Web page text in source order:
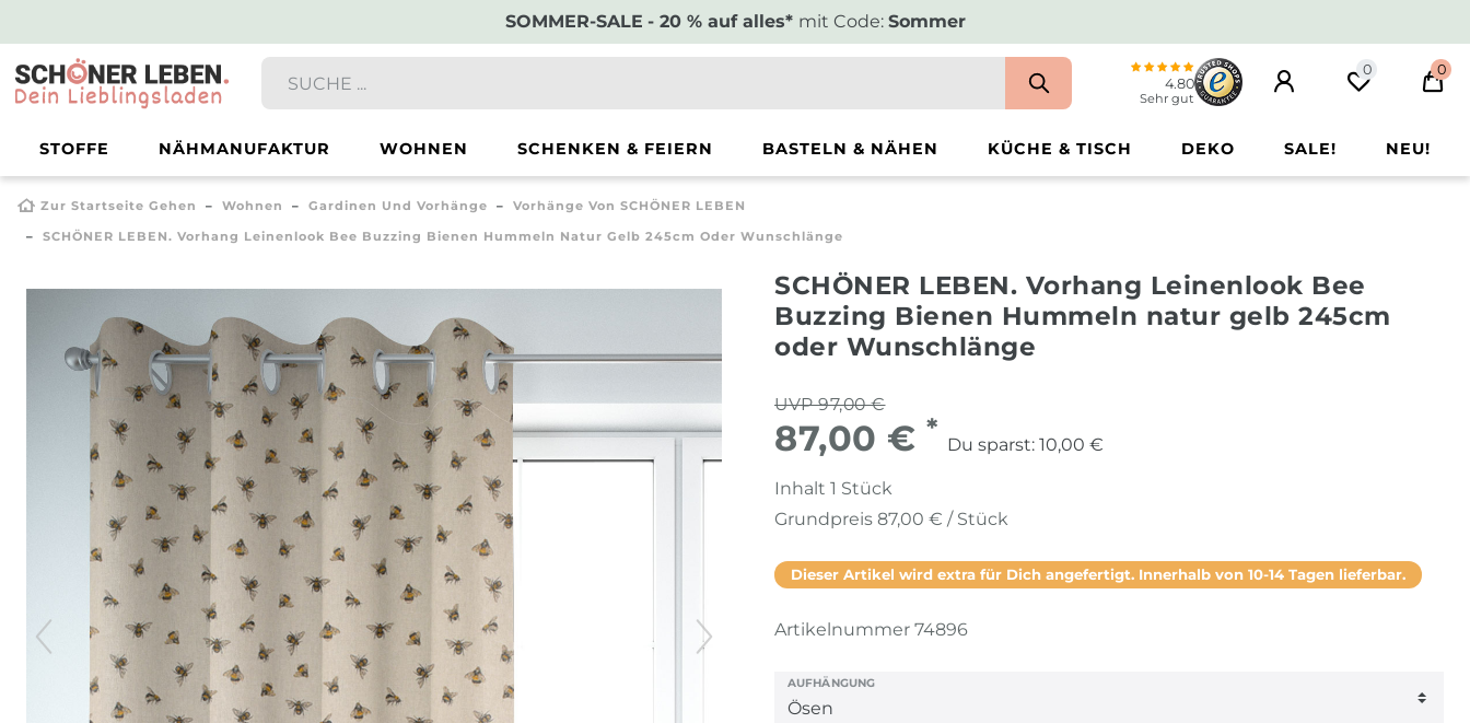
SOMMER-SALE - 20 % auf alles* mit Code: Sommer
4.80
Sehr gut
0 0
STOFFE NÄHMANUFAKTUR WOHNEN SCHENKEN & FEIERN BASTELN & NÄHEN KÜCHE & TISCH DEKO SALE! NEU!
Zur Startseite Gehen Wohnen Gardinen Und Vorhänge Vorhänge Von SCHÖNER LEBEN
SCHÖNER LEBEN. Vorhang Leinenlook Bee Buzzing Bienen Hummeln Natur Gelb 245cm Oder Wunschlänge
SCHÖNER LEBEN. Vorhang Leinenlook Bee
Buzzing Bienen Hummeln natur gelb 245cm
oder Wunschlänge
UVP 97,00 €
87,00 € *
Du sparst: 10,00 €
Inhalt 1 Stück
Grundpreis 87,00 € / Stück
Dieser Artikel wird extra für Dich angefertigt. Innerhalb von 10-14 Tagen lieferbar.
Artikelnummer 74896
AUFHÄNGUNG